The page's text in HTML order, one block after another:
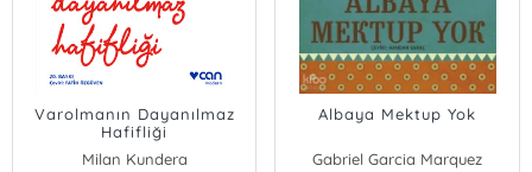
Varolmanın Dayanılmaz
Hafifliği
Milan Kundera
Albaya Mektup Yok
Gabriel Garcia Marquez